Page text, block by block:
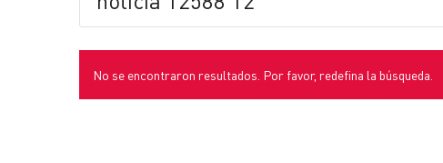
No se encontraron resultados. Por favor, redefina la búsqueda.